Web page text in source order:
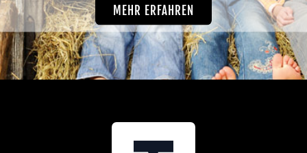
MEHR ERFAHREN